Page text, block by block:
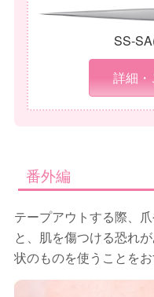
SS-
詳細
番外編
テープアウトする際、
と、肌を傷つける恐れ
状のものを使うことをお